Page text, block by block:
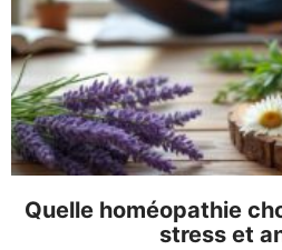
Quelle homéopathie
stress et